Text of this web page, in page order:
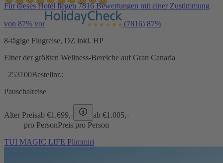
Für dieses Hotel liegen 7816 Bewertungen mit einer Zustimmung
von 87% vor (7816) 87%
8-tägige Flugreise, DZ inkl. HP
Einer der größten Wellness-Bereiche auf Gran Canaria
253100Bestellnr.:
Pauschalreise
Alter Preisab €1.699,- ab €1.005,-
pro PersonPreis pro Person
TUI MAGIC LIFE Plimmiri